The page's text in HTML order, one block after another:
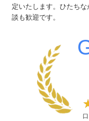
定いたします。ひたち
談も歓迎です。